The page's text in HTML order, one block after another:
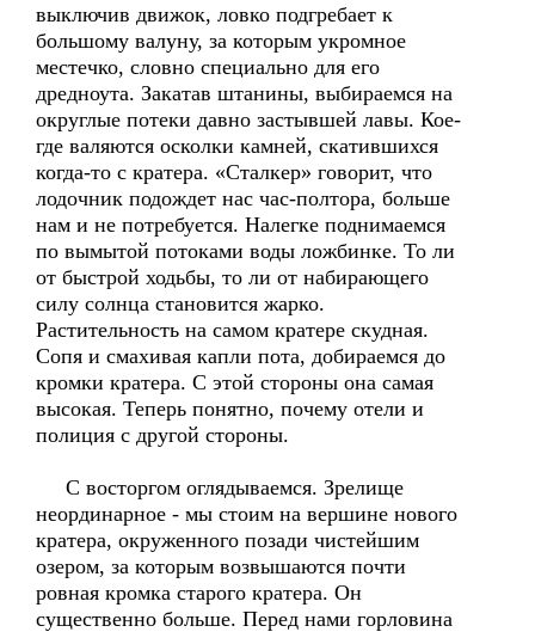
выключив движок, ловко подгребает к
большому валуну, за которым укромное
местечко, словно специально для его
дредноута. Закатав штанины, выбираемся на
округлые потеки давно застывшей лавы. Кое-
где валяются осколки камней, скатившихся
когда-то с кратера. «Сталкер» говорит, что
лодочник подождет нас час-полтора, больше
нам и не потребуется. Налегке поднимаемся
по вымытой потоками воды ложбинке. То ли
от быстрой ходьбы, то ли от набирающего
силу солнца становится жарко.
Растительность на самом кратере скудная.
Сопя и смахивая капли пота, добираемся до
кромки кратера. С этой стороны она самая
высокая. Теперь понятно, почему отели и
полиция с другой стороны.
С восторгом оглядываемся. Зрелище
неординарное - мы стоим на вершине нового
кратера, окруженного позади чистейшим
озером, за которым возвышаются почти
ровная кромка старого кратера. Он
существенно больше. Перед нами горловина